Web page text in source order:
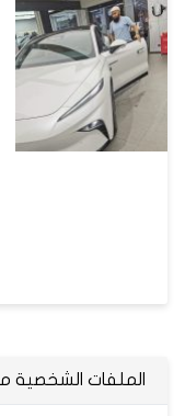
الملفات الشخصية